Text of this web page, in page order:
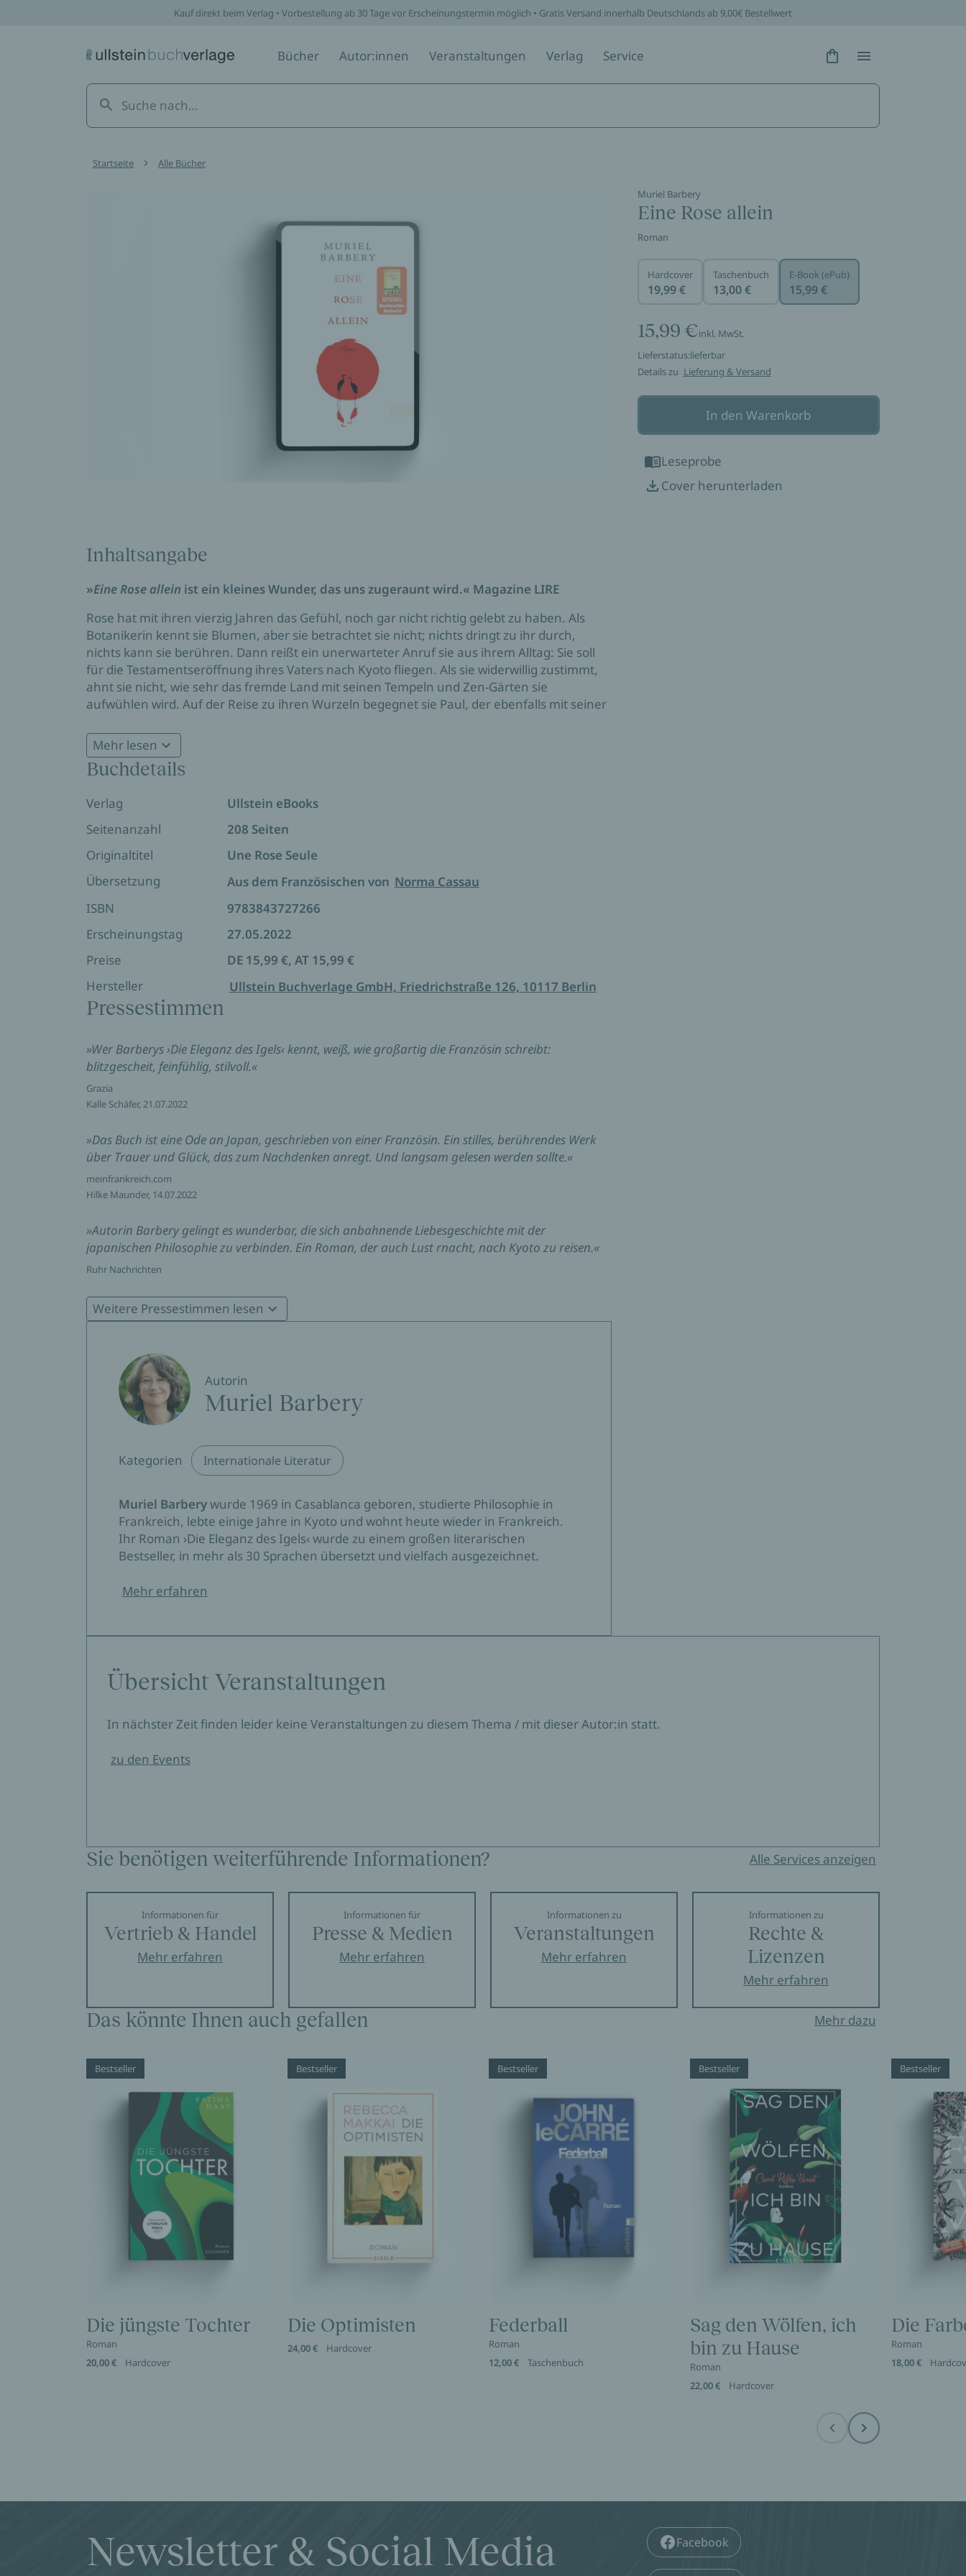
Kauf direkt beim Verlag • Vorbestellung ab 30 Tage vor Erscheinungstermin möglich • Gratis Versand innerhalb Deutschlands ab 9,00€ Bestellwert
Bücher Autor:innen Veranstaltungen Verlag Service Hidden Text
Hidden Text
Startseite Alle Bücher
Muriel Barbery
Eine Rose allein
Roman
Hardcover
19,99 €
Taschenbuch
13,00 €
E-Book (ePub)
15,99 €
15,99 €inkl. MwSt.
Lieferstatus:lieferbar
Details zu Lieferung & Versand
In den Warenkorb
Leseprobe
Cover herunterladen
Inhaltsangabe
»Eine Rose allein ist ein kleines Wunder, das uns zugeraunt wird.« Magazine LIRE
Rose hat mit ihren vierzig Jahren das Gefühl, noch gar nicht richtig gelebt zu haben. Als
Botanikerin kennt sie Blumen, aber sie betrachtet sie nicht; nichts dringt zu ihr durch,
nichts kann sie berühren. Dann reißt ein unerwarteter Anruf sie aus ihrem Alltag: Sie soll
für die Testamentseröffnung ihres Vaters nach Kyoto fliegen. Als sie widerwillig zustimmt,
ahnt sie nicht, wie sehr das fremde Land mit seinen Tempeln und Zen-Gärten sie
aufwühlen wird. Auf der Reise zu ihren Wurzeln begegnet sie Paul, der ebenfalls mit seiner
Schönheit des Lebens wiederzuentdecken.
»Ein Roman, wie es ihn nur selten gibt: schön, zart, intelligent.« Le Figaro Littéraire
Mehr lesen
Buchdetails
Verlag
Ullstein eBooks
Seitenanzahl
208 Seiten
Originaltitel
Une Rose Seule
Übersetzung
Aus dem Französischen von Norma Cassau
ISBN
9783843727266
Erscheinungstag
27.05.2022
Preise
DE 15,99 €, AT 15,99 €
Hersteller
Ullstein Buchverlage GmbH, Friedrichstraße 126, 10117 Berlin
Pressestimmen
»Wer Barberys ›Die Eleganz des Igels‹ kennt, weiß, wie großartig die Französin schreibt:
blitzgescheit, feinfühlig, stilvoll.«
Grazia
Kalle Schäfer, 21.07.2022
»Das Buch ist eine Ode an Japan, geschrieben von einer Französin. Ein stilles, berührendes Werk
über Trauer und Glück, das zum Nachdenken anregt. Und langsam gelesen werden sollte.«
meinfrankreich.com
Hilke Maunder, 14.07.2022
»Autorin Barbery gelingt es wunderbar, die sich anbahnende Liebesgeschichte mit der
japanischen Philosophie zu verbinden. Ein Roman, der auch Lust rnacht, nach Kyoto zu reisen.«
Ruhr Nachrichten
»Die Bestsellerautorin von ›Die Eleganz des Igels‹ erzählt mit leiser, gefühlvoller Art eine
berührende Geschichte, die nicht nur eine Romanze ist, sondern die Aufarbeitung eines ganzen
BR Wir in Bayern
Sabine Abel, 23.06.2022
»Barberys Prosa erinnert an die Tuschzeichnungen japanischer Meister, die die Kunst der
Reduzierung und Konzentration beherrschen und zugleich Freude am Improvisieren haben. (...)
Die Entdeckung der Nähe im Fremden ist die dezente Botschaft dieses fein komponierten
Romans.«
Lore Kleinert, 09.06.2022
Weitere Pressestimmen lesen
Autorin
Muriel Barbery
Kategorien Internationale Literatur
Muriel Barberywurde 1969 in Casablanca geboren, studierte Philosophie in
Frankreich, lebte einige Jahre in Kyoto und wohnt heute wieder in Frankreich.
Ihr Roman ›Die Eleganz des Igels‹ wurde zu einem großen literarischen
Bestseller, in mehr als 30 Sprachen übersetzt und vielfach ausgezeichnet.
Mehr erfahren
Übersicht Veranstaltungen
In nächster Zeit finden leider keine Veranstaltungen zu diesem Thema / mit dieser Autor:in statt.
zu den Events
Sie benötigen weiterführende Informationen? Alle Services anzeigen
Informationen für
Vertrieb & Handel
Mehr erfahren
Informationen für
Presse & Medien
Mehr erfahren
Informationen zu
Veranstaltungen
Mehr erfahren
Informationen zu
Rechte &
Lizenzen
Mehr erfahren
Das könnte Ihnen auch gefallen Mehr dazu
Bestseller
Die jüngste Tochter
Roman
20,00 €
Hardcover
Bestseller
Die Optimisten
24,00 € Hardcover
Bestseller
Federball
Roman
12,00 €
Taschenbuch
Bestseller
Sag den Wölfen, ich
bin zu Hause
Roman
22,00 €
Hardcover
Bestseller
Die
Roman
18,00 €
Before Next
Newsletter & Social Media Facebook